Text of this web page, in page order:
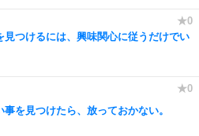
見つけるには、興味関心に従うだけでい
事を見つけたら、放っておかない。